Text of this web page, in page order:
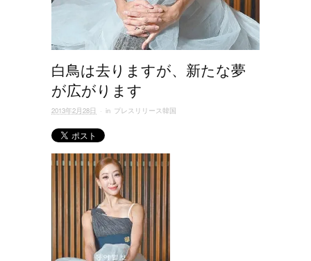
白鳥は去りますが、新たな夢
が広がります
2013年2月28日 · in プレスリリース韓国